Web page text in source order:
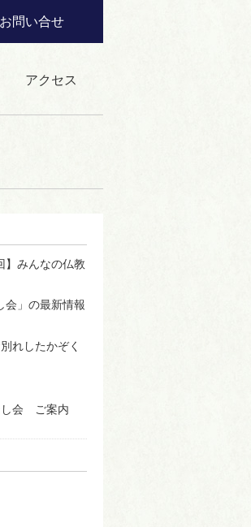
お問い合せ
アクセス
】みんなの仏教
会」の最新情報
れしたかぞく
し会 ご案内